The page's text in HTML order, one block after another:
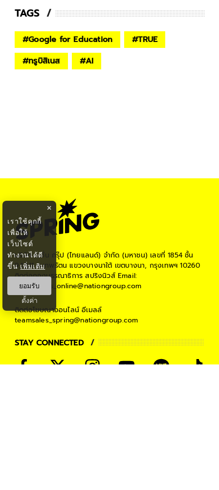
TAGS
#Google for Education #TRUE
#ทรูบิสิเนส #AI
บริษัท เนชั่น กรุ๊ป (ไทยแลนด์) จำกัด (มหาชน) เลขที่ 1854 ชั้น
9,10,11 ถ.เทพรัตน แขวงบางนาใต้ เขตบางนา, กรุงเทพฯ 10260
ติดต่อกองบรรณาธิการ สปริงนิวส์Email:
springnews_online@nationgroup.com
ติดต่อโฆษณาออนไลน์ อีเมลล์
teamsales_spring@nationgroup.com
STAY CONNECTED
×
เราใช้คุกกี้
เพื่อให้
เว็บไซต์
ทำงานได้ดี
ขึ้นเพิ่มเติม
ยอมรับ
ตั้งค่า